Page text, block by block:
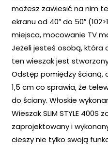
możesz zawiesić na nim
ekranu od 40″ do 50″
miejsca, mocowanie TV
Jeżeli jesteś osobą, która
ten wieszak jest
Odstęp pomiędzy ścianą,
1,5 cm co sprawia, że
do ściany. Włoskie
Wieszak SLIM STYLE 400S
zaprojektowany i
cieszy nie tylko swoją